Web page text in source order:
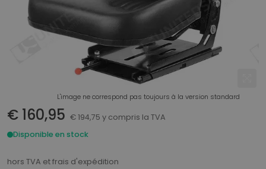
L'image ne correspond pas toujours à la version standard
€ 160,95 € 194,75 y compris la TVA
Disponible en stock
hors TVA et frais d'expédition